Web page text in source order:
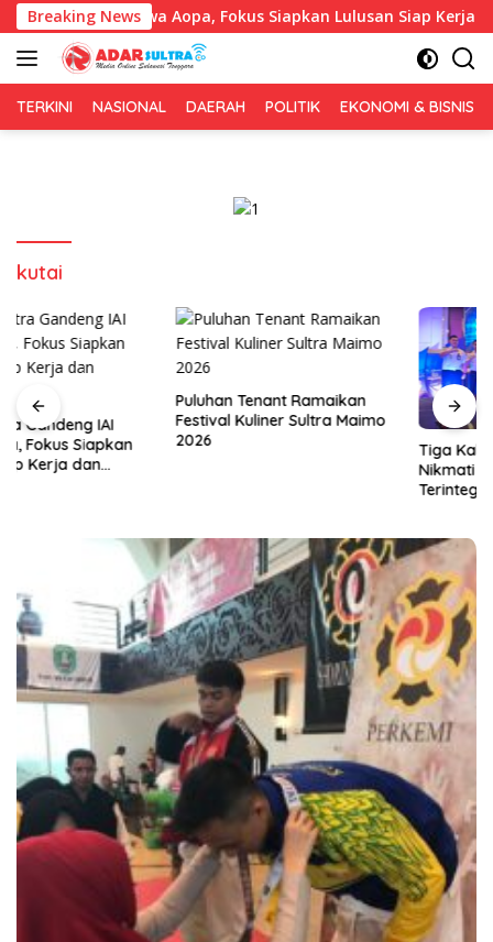
Langsung
ke
konten
Breaking News
IAI Rawa Aopa, Fokus Siapkan Lulusan Siap Kerja dan
TERKINI NASIONAL DAERAH POLITIK EKONOMI & BISNIS
kutai
Puluhan Tenant Ramaikan
Festival Kuliner Sultra Maimo
2026
Tiga Kabupaten Sultra
Nikmati Layanan Imigrasi